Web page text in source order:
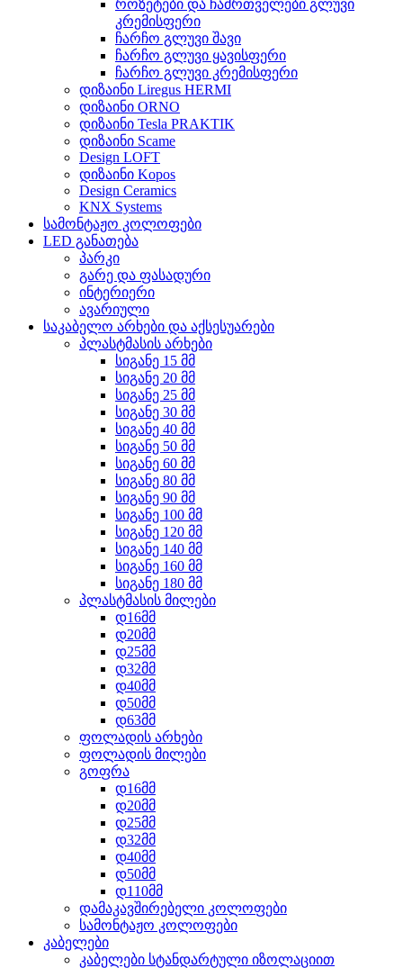
როზეტები და ჩამრთველები გლუვი
კრემისფერი
ჩარჩო გლუვი შავი
ჩარჩო გლუვი ყავისფერი
ჩარჩო გლუვი კრემისფერი
დიზაინი Liregus HERMI
დიზაინი ORNO
დიზაინი Tesla PRAKTIK
დიზაინი Scame
Design LOFT
დიზაინი Kopos
Design Ceramics
KNX Systems
სამონტაჟო კოლოფები
LED განათება
პარკი
გარე და ფასადური
ინტერიერი
ავარიული
საკაბელო არხები და აქსესუარები
პლასტმასის არხები
სიგანე 15 მმ
სიგანე 20 მმ
სიგანე 25 მმ
სიგანე 30 მმ
სიგანე 40 მმ
სიგანე 50 მმ
სიგანე 60 მმ
სიგანე 80 მმ
სიგანე 90 მმ
სიგანე 100 მმ
სიგანე 120 მმ
სიგანე 140 მმ
სიგანე 160 მმ
სიგანე 180 მმ
პლასტმასის მილები
დ16მმ
დ20მმ
დ25მმ
დ32მმ
დ40მმ
დ50მმ
დ63მმ
ფოლადის არხები
ფოლადის მილები
გოფრა
დ16მმ
დ20მმ
დ25მმ
დ32მმ
დ40მმ
დ50მმ
დ110მმ
დამაკავშირებელი კოლოფები
სამონტაჟო კოლოფები
კაბელები
კაბელები სტანდარტული იზოლაციით